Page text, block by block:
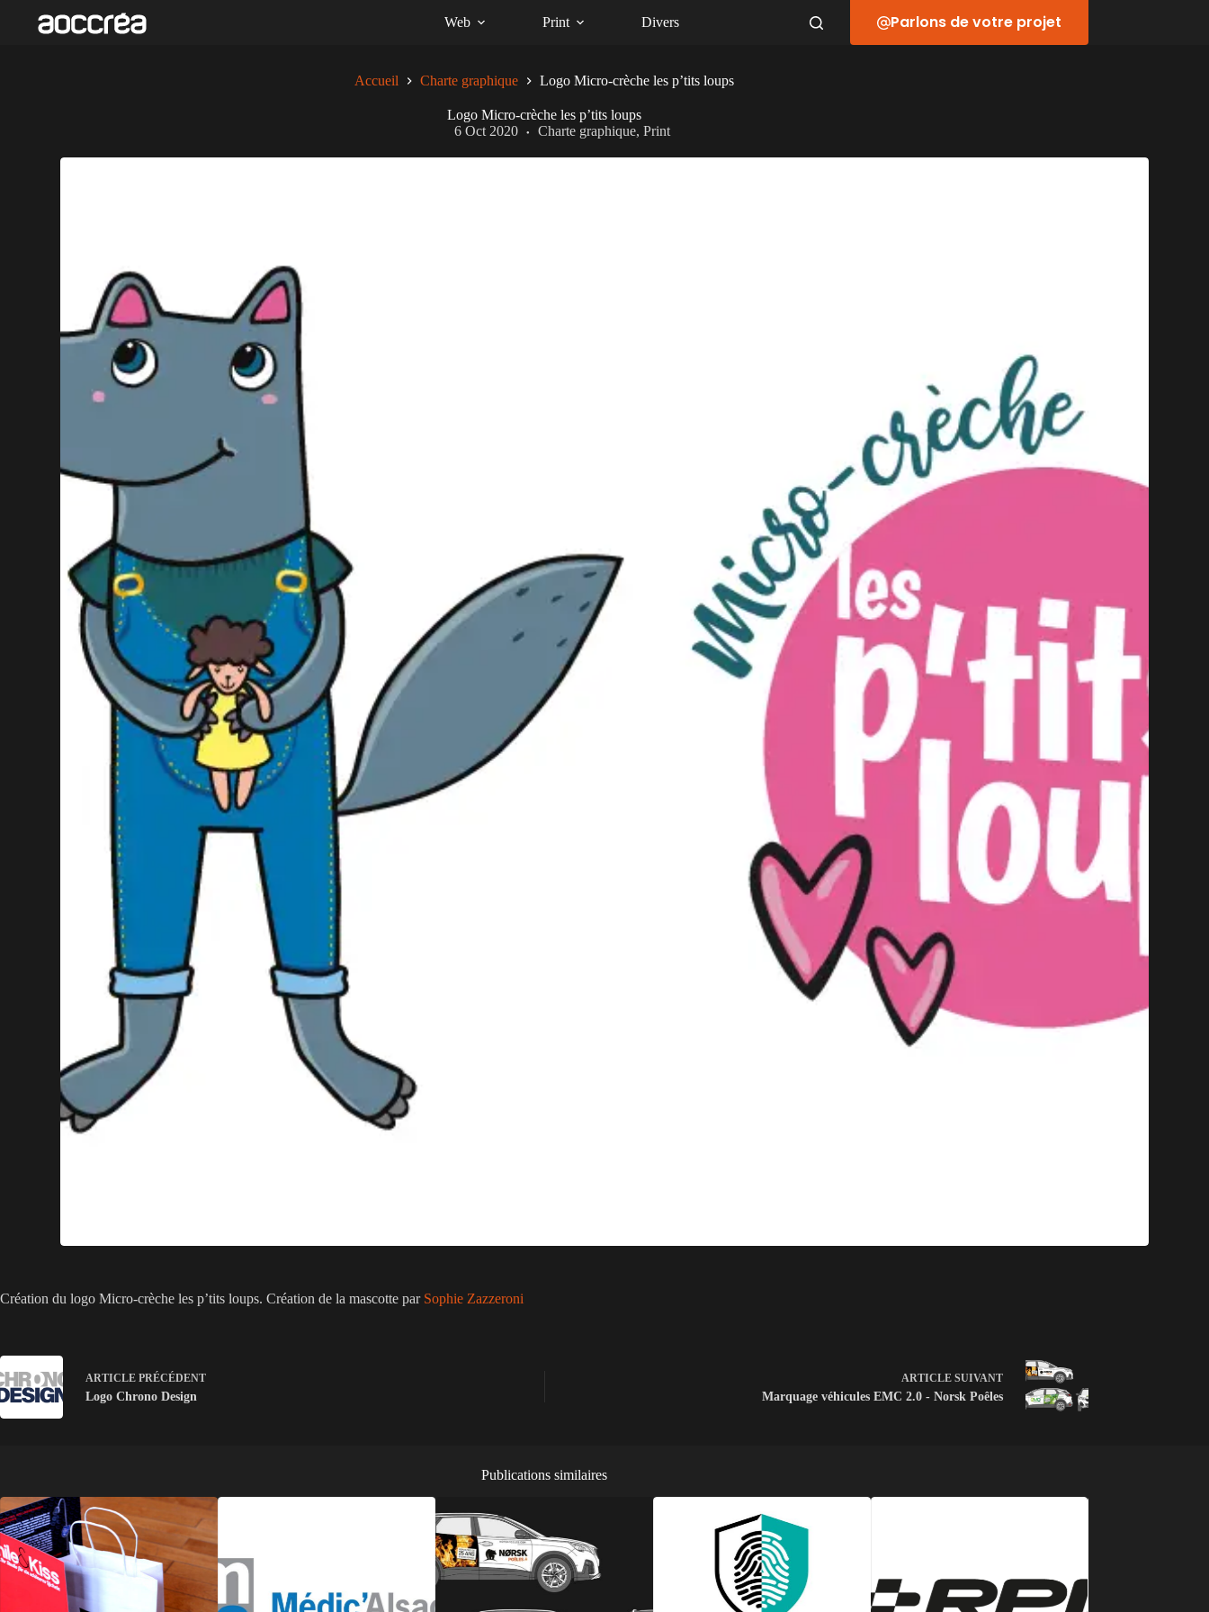
Web Print Divers Parlons de votre projet
Accueil Charte graphique Logo Micro-crèche les p’tits loups
Logo Micro-crèche les p’tits loups
6 Oct 2020
Charte graphique, Print
Création du logo Micro-crèche les p’tits loups. Création de la mascotte par Sophie Zazzeroni
ARTICLE PRÉCÉDENT
Logo Chrono Design
ARTICLESUIVANT
Marquage véhicules EMC 2.0 - Norsk Poêles
Publications similaires